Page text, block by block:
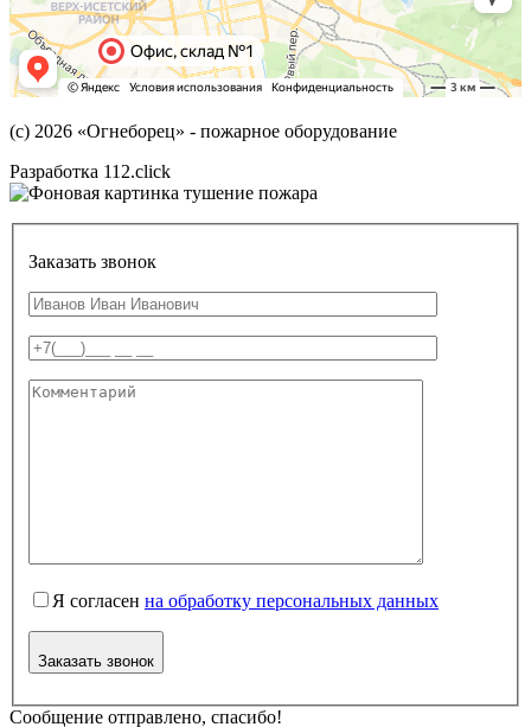
(с) 2026 «Огнеборец» - пожарное оборудование
Разработка 112.click
Заказать звонок
Я согласен на обработку персональных данных
Заказать звонок
Сообщение отправлено, спасибо!